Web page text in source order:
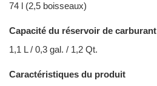
74 l (2,5 boisseaux)
Capacité du réservoir de carburant
1,1 L / 0,3 gal. / 1,2 Qt.
Caractéristiques du produit